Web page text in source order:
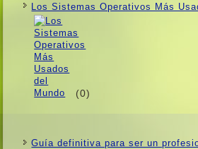
Los Sistemas Operativos Más
(0)
Guí­a definitiva para ser un